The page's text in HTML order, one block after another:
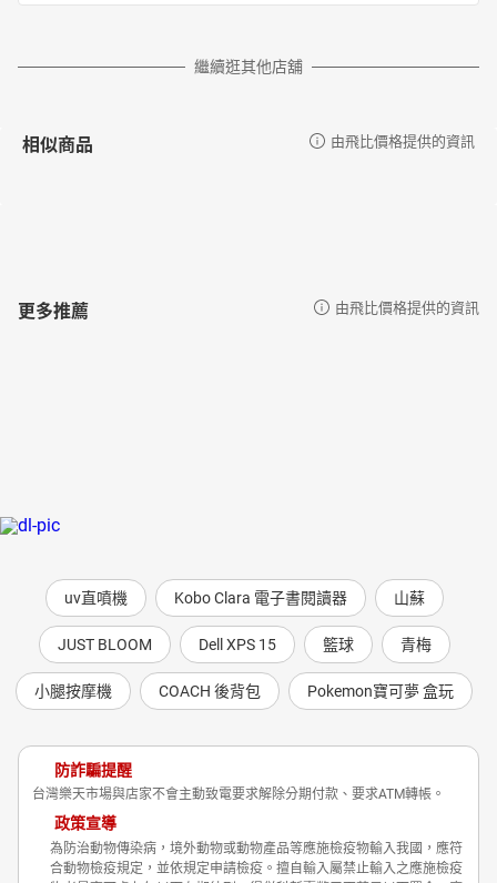
繼續逛其他店舖
相似商品 由飛比價格提供的資訊
更多推薦 由飛比價格提供的資訊
uv直噴機 Kobo Clara 電子書閱讀器 山蘇
JUST BLOOM Dell XPS 15 籃球 青梅
小腿按摩機 COACH 後背包 Pokemon寶可夢 盒玩
防詐騙提醒
台灣樂天市場與店家不會主動致電要求解除分期付款、要求ATM轉帳。
政策宣導
為防治動物傳染病，境外動物或動物產品等應施檢疫物輸入我國，應符
合動物檢疫規定，並依規定申請檢疫。擅自輸入屬禁止輸入之應施檢疫